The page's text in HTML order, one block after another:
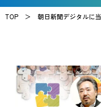
TOP ＞ 朝日新聞デジタルに